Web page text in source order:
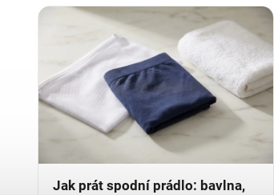
Jak prát spodní prádlo: bavlna,